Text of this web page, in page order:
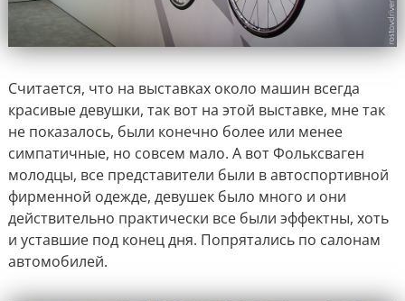
Считается, что на выставках около машин всегда
красивые девушки, так вот на этой выставке, мне так
не показалось, были конечно более или менее
симпатичные, но совсем мало. А вот Фольксваген
молодцы, все представители были в автоспортивной
фирменной одежде, девушек было много и они
действительно практически все были эффектны, хоть
и уставшие под конец дня. Попрятались по салонам
автомобилей.